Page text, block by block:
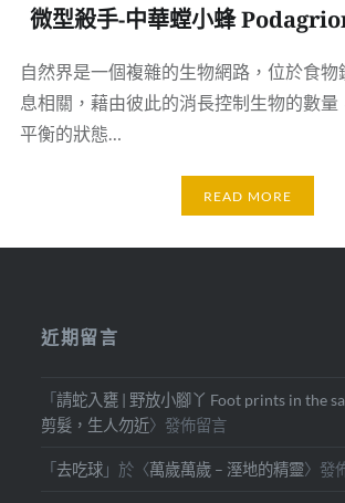
微型殺手-中華螳小蜂
自然界是一個複雜的生物網路，位於食物
息相關，藉由彼此的消長控制生物的數量
平衡的狀態…
READ MORE
近期留言
「請蛇入甕 | 野放小腳丫 Foot prints in the
剪髮，生人勿近〉發佈留言
「去吃球 」於〈萬歲萬歲 – 溼地的精靈〉發